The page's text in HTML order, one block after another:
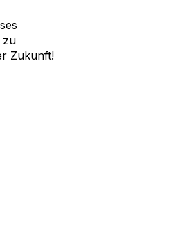
zu
Zukunft!